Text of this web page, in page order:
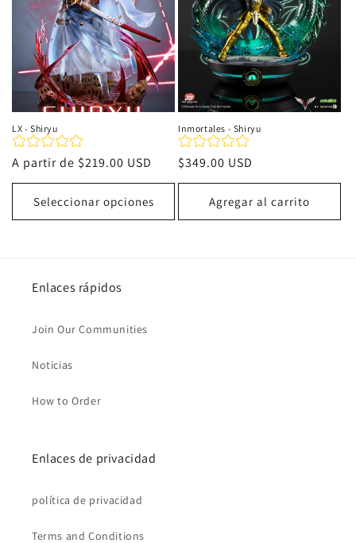
LX - Shiryu
Precio
habitual
A partir de $219.00 USD
Seleccionar opciones
Inmortales - Shiryu
Precio
habitual
$349.00 USD
Agregar al carrito
Enlaces rápidos
Join Our Communities
Noticias
How to Order
Enlaces de privacidad
política de privacidad
Terms and Conditions